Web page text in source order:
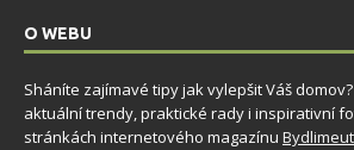
O WEBU
Sháníte zajímavé tipy jak vylepšit Váš
aktuální trendy, praktické rady i inspirativní
stránkách internetového magazínu